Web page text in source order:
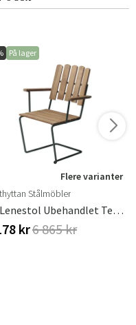
På lager
Flere varianter
Stålmöbler
A2 Lenestol Ubehandlet Teak/sort Understell
kr6 865 kr